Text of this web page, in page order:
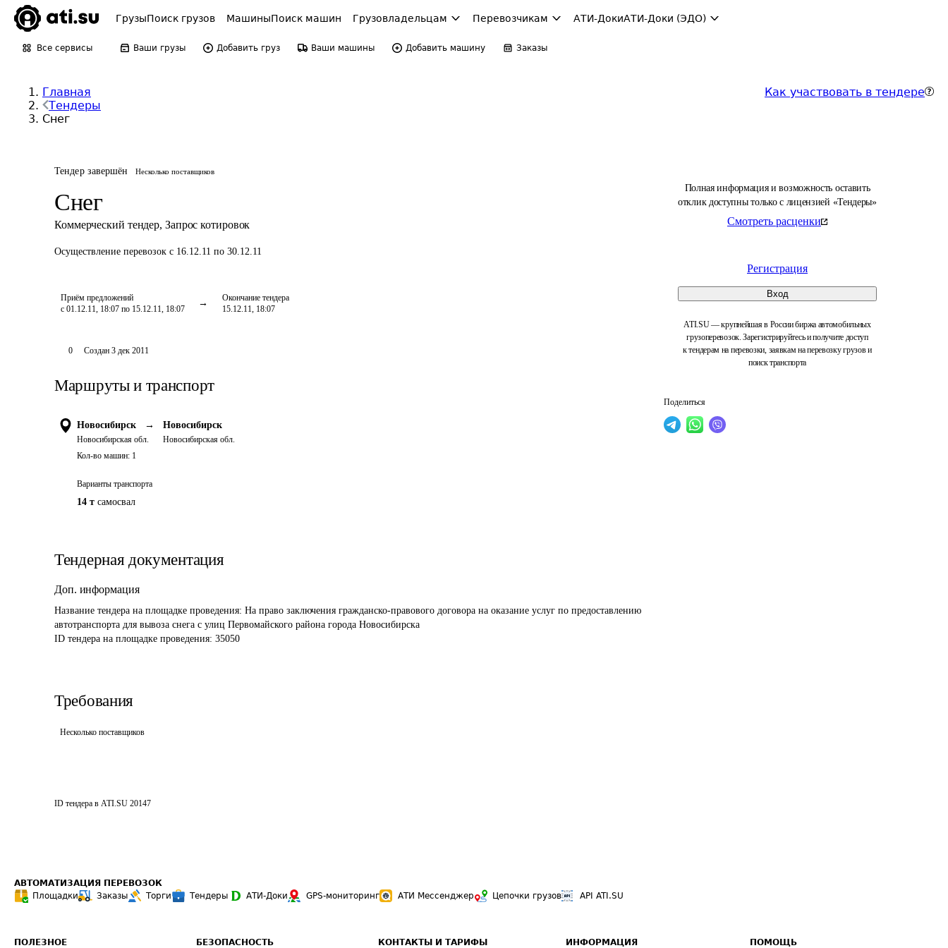
ГрузыПоиск грузов МашиныПоиск машин Грузовладельцам Перевозчикам АТИ-ДокиАТИ-Доки (ЭДО)
Все сервисы Ваши грузы Добавить груз Ваши машины Добавить машину Заказы
Главная
Тендеры
Снег
Как участвовать в тендере
Тендер завершён Несколько поставщиков
Снег
Коммерческий тендер, Запрос котировок
Осуществление перевозок с 16.12.11 по 30.12.11
Приём предложений
с 01.12.11, 18:07 по 15.12.11, 18:07
Окончание тендера
15.12.11, 18:07
Полная информация и возможность оставить
отклик доступны только с лицензией «Тендеры»
Смотреть расценки
Регистрация
Вход
ATI.SU — крупнейшая в России биржа автомобильных
грузоперевозок. Зарегистрируйтесь и получите доступ
к тендерам на перевозки, заявкам на перевозку грузов и
поиск транспорта
Поделиться
0 Создан 3 дек 2011
Маршруты и транспорт
Новосибирск →
Новосибирская обл.
Новосибирск
Новосибирская обл.
Кол-во машин: 1
Варианты транспорта
14 т самосвал
Тендерная документация
Доп. информация
Название тендера на площадке проведения: На право заключения гражданско-правового договора на оказание услуг по предоставлению
автотранспорта для вывоза снега с улиц Первомайского района города Новосибирска
ID тендера на площадке проведения: 35050
Требования
Несколько поставщиков
ID тендера в ATI.SU 20147
АВТОМАТИЗАЦИЯ ПЕРЕВОЗОК
Площадки
Заказы Торги Тендеры АТИ-Доки GPS-мониторинг АТИ Мессенджер Цепочки грузов API ATI.SU
ПОЛЕЗНОЕ БЕЗОПАСНОСТЬ КОНТАКТЫ И ТАРИФЫ ИНФОРМАЦИЯ ПОМОЩЬ